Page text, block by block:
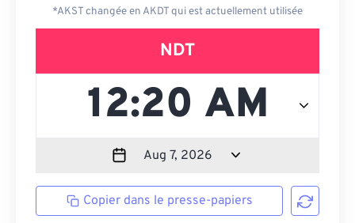
*AKST changée en AKDT qui est actuellement utilisée
NDT
Copier dans le presse-papiers